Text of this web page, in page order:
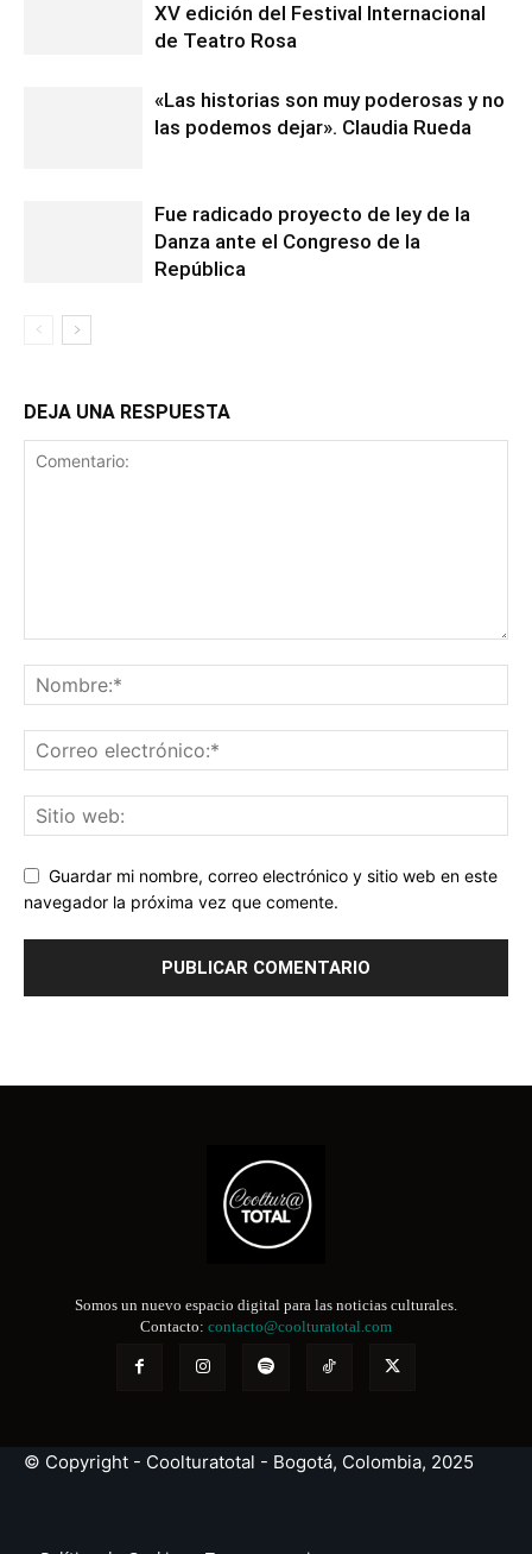
XV edición del Festival Internacional
de Teatro Rosa
«Las historias son muy poderosas y no
las podemos dejar». Claudia Rueda
Fue radicado proyecto de ley de la
Danza ante el Congreso de la
República
DEJA UNA RESPUESTA
Guardar mi nombre, correo electrónico y sitio web en este
navegador la próxima vez que comente.
Somos un nuevo espacio digital para las noticias culturales.
Contacto: contacto@coolturatotal.com
© Copyright - Coolturatotal - Bogotá, Colombia, 2025